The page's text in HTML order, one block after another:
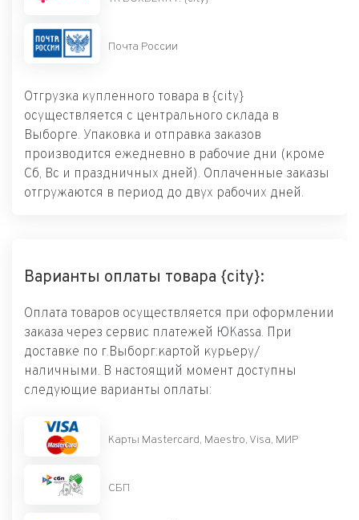
Почта России
Отгрузка купленного товара в {city}
осуществляется с центрального склада в
Выборге. Упаковка и отправка заказов
производится ежедневно в рабочие дни (кроме
Сб, Вс и праздничных дней). Оплаченные заказы
отгружаются в период до двух рабочих дней.
Варианты оплаты товара {city}:
Оплата товаров осуществляется при оформлении
заказа через сервис платежей ЮKassa. При
доставке по г.Выборг:картой курьеру/
наличными. В настоящий момент доступны
следующие варианты оплаты:
Карты Mastercard, Maestro, Visa, МИР
СБП